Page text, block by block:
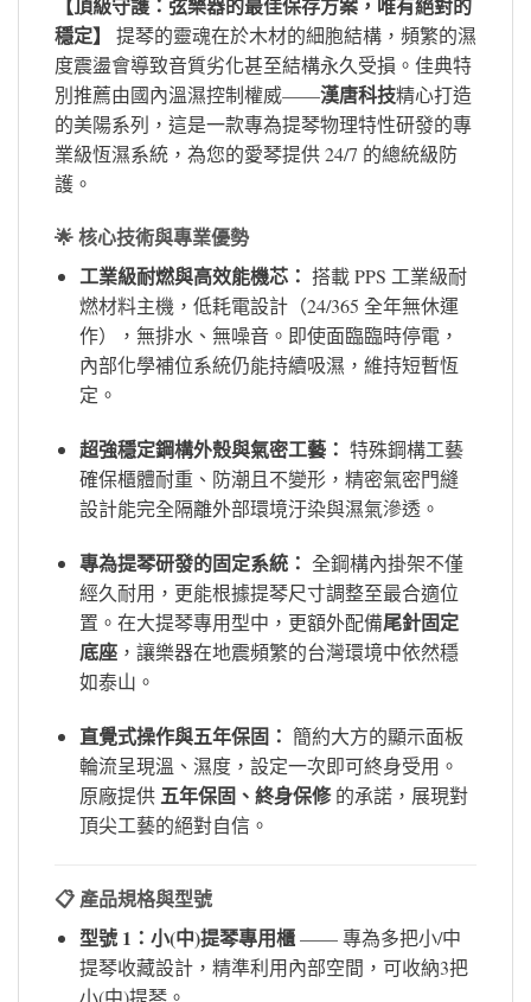
穩定】
提琴的靈魂在於木材的細胞結構，頻繁的濕
度震盪會導致音質劣化甚至結構永久受損。佳典特
別推薦由國內溫濕控制權威——漢唐科技精心打造
的美陽系列，這是一款專為提琴物理特性研發的專
業級恆濕系統，為您的愛琴提供 24/7 的總統級防
護。
🌟 核心技術與專業優勢
工業級耐燃與高效能機芯： 搭載 PPS 工業級耐
燃材料主機，低耗電設計（24/365 全年無休運
作），無排水、無噪音。即使面臨臨時停電，
內部化學補位系統仍能持續吸濕，維持短暫恆
定。
超強穩定鋼構外殼與氣密工藝： 特殊鋼構工藝
確保櫃體耐重、防潮且不變形，精密氣密門縫
設計能完全隔離外部環境汙染與濕氣滲透。
專為提琴研發的固定系統： 全鋼構內掛架不僅
經久耐用，更能根據提琴尺寸調整至最合適位
置。在大提琴專用型中，更額外配備尾針固定
底座，讓樂器在地震頻繁的台灣環境中依然穩
如泰山。
直覺式操作與五年保固： 簡約大方的顯示面板
輪流呈現溫、濕度，設定一次即可終身受用。
原廠提供 五年保固、終身保修的承諾，展現對
頂尖工藝的絕對自信。
📋 產品規格與型號
型號 1：小(中)提琴專用櫃—— 專為多把小/中
提琴收藏設計，精準利用內部空間，可收納3把
小(中)提琴。